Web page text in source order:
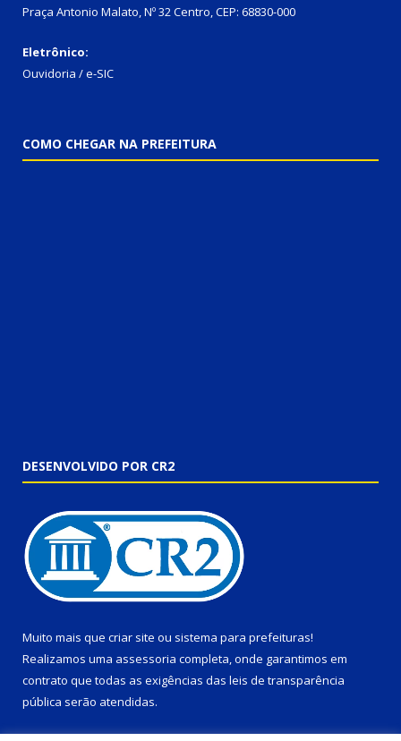
Praça Antonio Malato, Nº 32 Centro, CEP: 68830-000
Eletrônico:
Ouvidoria / e-SIC
COMO CHEGAR NA PREFEITURA
DESENVOLVIDO POR CR2
Muito mais que criar site ou sistema para prefeituras!
Realizamos uma assessoria completa, onde garantimos em
contrato que todas as exigências das leis de transparência
pública serão atendidas.